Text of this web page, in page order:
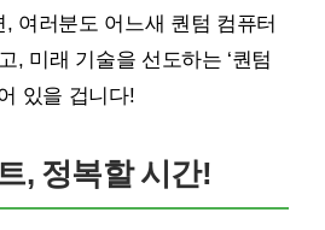
여러분도 어느새 퀀텀 컴퓨터
, 미래 기술을 선도하는 ‘퀀텀
있을 겁니다!
, 정복할 시간!